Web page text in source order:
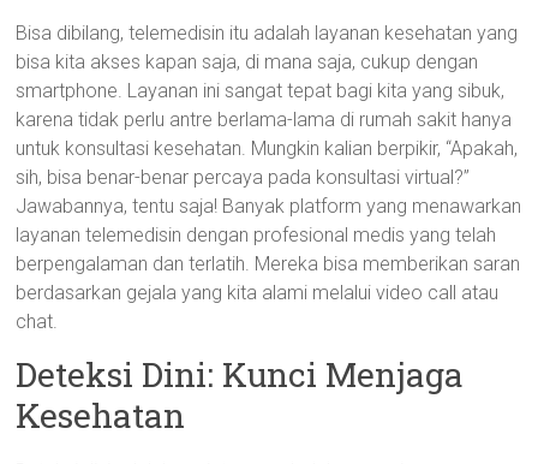
Bisa dibilang, telemedisin itu adalah layanan kesehatan yang
bisa kita akses kapan saja, di mana saja, cukup dengan
smartphone. Layanan ini sangat tepat bagi kita yang sibuk,
karena tidak perlu antre berlama-lama di rumah sakit hanya
untuk konsultasi kesehatan. Mungkin kalian berpikir, “Apakah,
sih, bisa benar-benar percaya pada konsultasi virtual?”
Jawabannya, tentu saja! Banyak platform yang menawarkan
layanan telemedisin dengan profesional medis yang telah
berpengalaman dan terlatih. Mereka bisa memberikan saran
berdasarkan gejala yang kita alami melalui video call atau
chat.
Deteksi Dini: Kunci Menjaga
Kesehatan